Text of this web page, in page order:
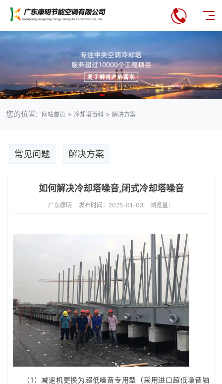
您的位置: 网站首页 > 冷却塔百科> 解决方案
常见问题 解决方案
如何解决冷却塔噪音,闭式冷却塔噪音
广东康明 发布时间：2025-01-03 浏览量：
（1）减速机更换为超低噪音专用型（采用进口超低噪音轴